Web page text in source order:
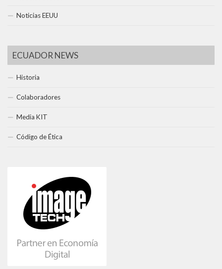
Noticias EEUU
ECUADOR NEWS
Historia
Colaboradores
Media KIT
Código de Ética